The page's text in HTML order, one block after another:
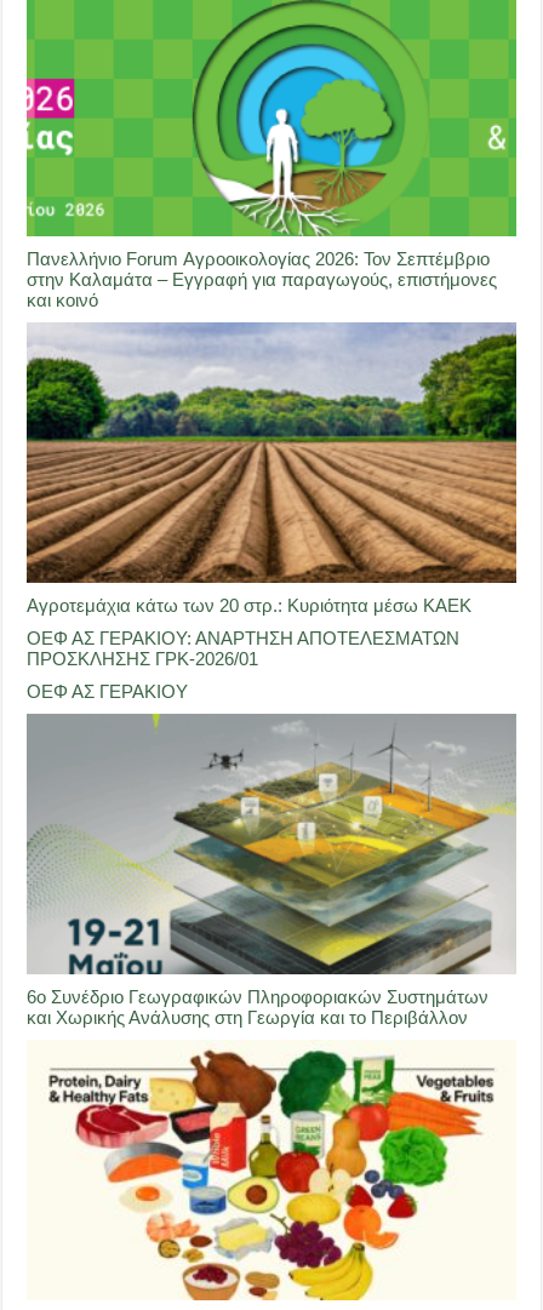
Πανελλήνιο Forum Αγροοικολογίας 2026: Τον Σεπτέμβριο
στην Καλαμάτα – Εγγραφή για παραγωγούς, επιστήμονες
και κοινό
Αγροτεμάχια κάτω των 20 στρ.: Κυριότητα μέσω ΚΑΕΚ
ΟΕΦ ΑΣ ΓΕΡΑΚΙΟΥ: ΑΝΑΡΤΗΣΗ ΑΠΟΤΕΛΕΣΜΑΤΩΝ
ΠΡΟΣΚΛΗΣΗΣ ΓΡΚ-2026/01
ΟΕΦ ΑΣ ΓΕΡΑΚΙΟΥ
6ο Συνέδριο Γεωγραφικών Πληροφοριακών Συστημάτων
και Χωρικής Ανάλυσης στη Γεωργία και το Περιβάλλον